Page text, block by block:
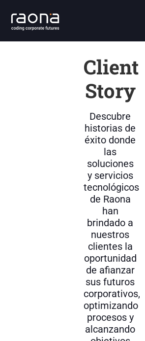
Client
Story
Descubre
historias de
éxito donde
las
soluciones
y servicios
tecnológicos
de Raona
han
brindado a
nuestros
clientes la
oportunidad
de afianzar
sus futuros
corporativos,
optimizando
procesos y
alcanzando